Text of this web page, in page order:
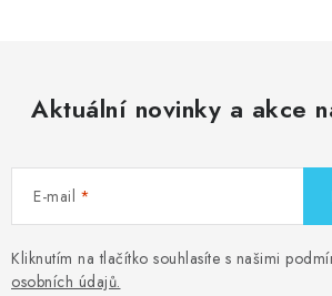
Aktuální novinky a akce
E-mail
Kliknutím na tlačítko souhlasíte s našimi
osobních údajů.